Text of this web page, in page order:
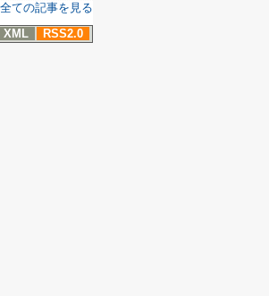
ての記事を見る
XML
RSS2.0